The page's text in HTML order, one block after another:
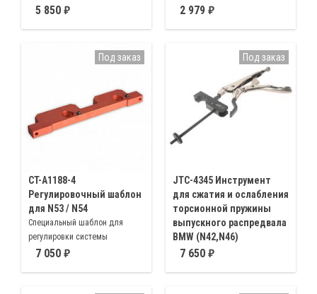
E39, E46, E53, E60, E63, E64, E65,
5 850 2 979
CT-A1188-4
Регулировочный шаблон
для N53 / N54
Специальный шаблон для
регулировки системы
газораспределения двигателей
7 050
Под заказ
JTC-4345 Инструмент
для сжатия и ослабления
торсионной пружины
выпускного распредвала
BMW (N42,N46)
Используется при снятии/
7 650
Под заказ